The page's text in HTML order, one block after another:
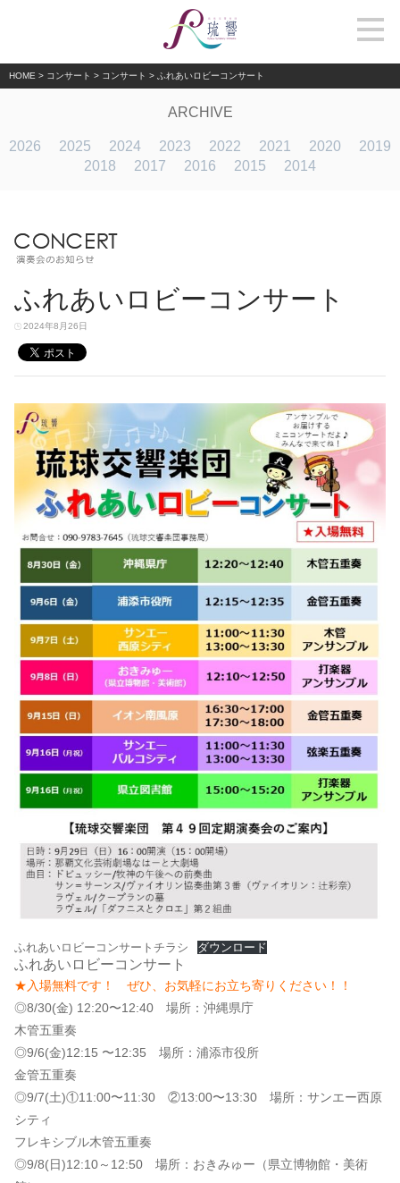
HOME > コンサート > コンサート > ふれあいロビーコンサート
ARCHIVE
2026 2025 2024 2023 2022 2021 2020
2019
2018
2017 2016 2015 2014
ふれあいロビーコンサート
2024年8月26日
ふれあいロビーコンサートチラシ ダウンロード
ふれあいロビーコンサート
★入場無料です！ ぜひ、お気軽にお立ち寄りください！！
◎8/30(金) 12:20〜12:40 場所：沖縄県庁
木管五重奏
◎9/6(金)12:15 〜12:35 場所：浦添市役所
金管五重奏
◎9/7(土)①11:00〜11:30 ②13:00〜13:30 場所：サンエー西原
シティ
フレキシブル木管五重奏
◎9/8(日)12:10～12:50 場所：おきみゅー（県立博物館・美術